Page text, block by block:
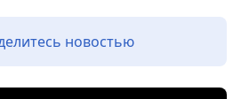
новостью